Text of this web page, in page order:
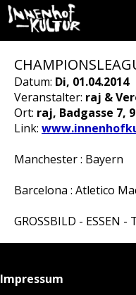
Datum: Di, 01.04.2014
Veranstalter: raj &
Ort: raj, Badgasse 7,
Link:
Manchester : Bayern
Barcelona : Atletico
GROSSBILD - ESSEN -
Impressum